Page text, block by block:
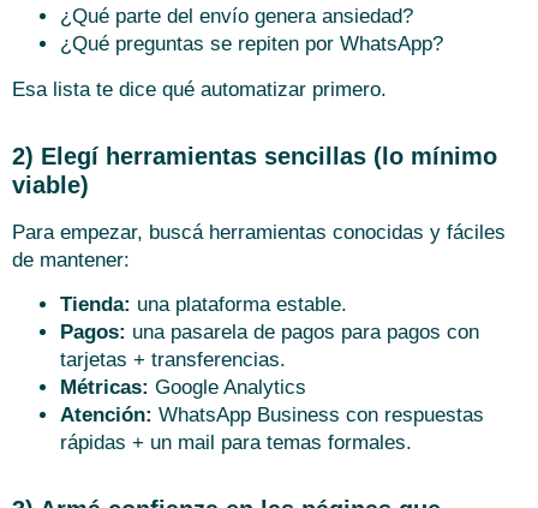
¿Qué parte del envío genera ansiedad?
¿Qué preguntas se repiten por WhatsApp?
Esa lista te dice qué automatizar primero.
2) Elegí herramientas sencillas (lo mínimo
viable)
Para empezar, buscá herramientas conocidas y fáciles
de mantener:
Tienda: una plataforma estable.
Pagos: una pasarela de pagos para pagos con
tarjetas + transferencias.
Métricas: Google Analytics
Atención: WhatsApp Business con respuestas
rápidas + un mail para temas formales.